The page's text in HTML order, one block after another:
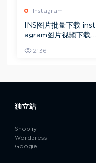
Instagram
INS图片批量下载 inst
agram图片视频下载工
2136
独立站
Shopfiy
Wordpress
Google